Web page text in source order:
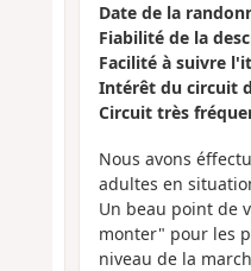
Date de la
Fiabilité de la
Facilité à suivre
Intérêt du circuit
Circuit très
Nous avons
adultes en
Un beau point de
monter" pour les
niveau de la